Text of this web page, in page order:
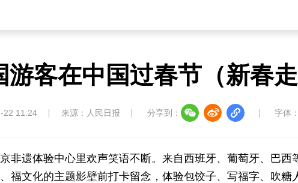
游客在中国过春节（新春走
22 11:24 来源：人民日报 分享到： 字体：
非遗体验中心里欢声笑语不断。来自西班牙、葡萄牙、巴西
福文化的主题影壁前打卡留念，体验包饺子、写福字、吹糖